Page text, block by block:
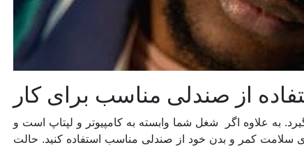
به علاوه اگر شغل شما وابسته به کامپیوتر و لپتاپ است و
سلامت کمر و بدن خود از صندلی مناسب استفاده کنید. حالت